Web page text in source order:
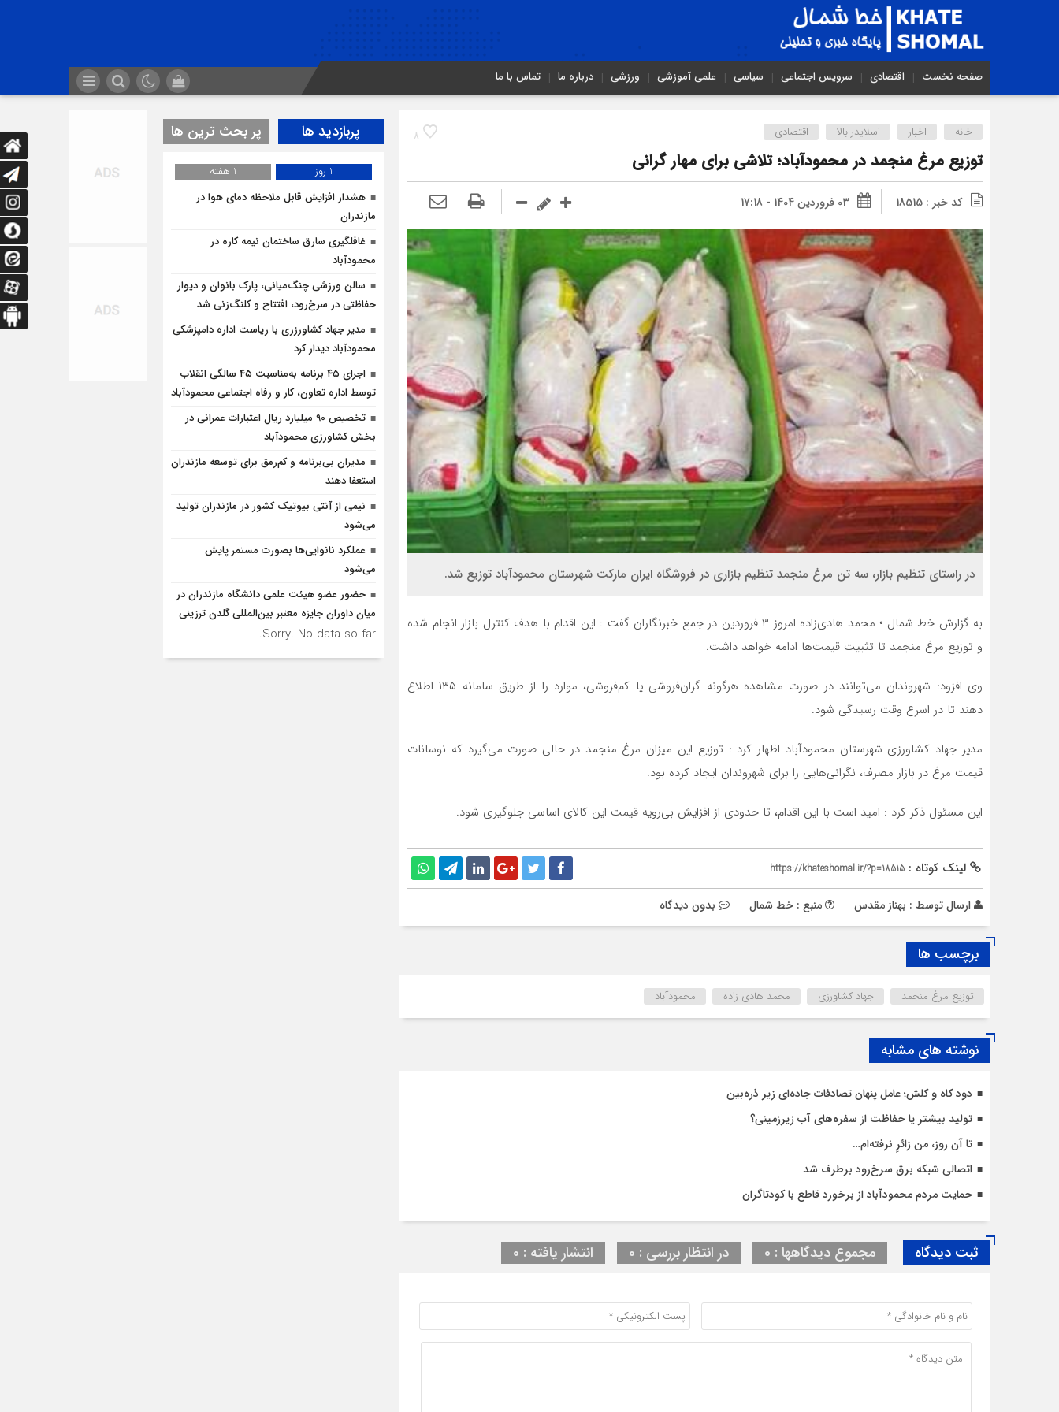
صفحه نخست اقتصادی سرویس اجتماعی سیاسی علمی آموزشی ورزشی درباره ما تماس با ما
8 خانه اخبار اسلایدر بالا اقتصادی
توزیع مرغ منجمد در محمودآباد؛ تلاشی برای مهار گرانی
کد خبر : 18515 03 فروردین 1404 - 17:18
در راستای تنظیم بازار، سه تن مرغ منجمد تنظیم بازاری در فروشگاه ایران مارکت شهرستان محمودآباد توزیع شد.
به گزارش خط شمال ؛ محمد هادی‌زاده امروز ۳ فروردین در جمع خبرنگاران گفت : این اقدام با هدف کنترل بازار انجام شده
و توزیع مرغ منجمد تا تثبیت قیمت‌ها ادامه خواهد داشت.
وی افزود: شهروندان می‌توانند در صورت مشاهده هرگونه گران‌فروشی یا کم‌فروشی، موارد را از طریق سامانه‌ ۱۳۵ اطلاع
دهند تا در اسرع وقت رسیدگی شود.
مدیر جهاد کشاورزی شهرستان محمودآباد اظهار کرد : توزیع این میزان مرغ منجمد در حالی صورت می‌گیرد که نوسانات
قیمت مرغ در بازار مصرف، نگرانی‌هایی را برای شهروندان ایجاد کرده بود.
این مسئول ذکر کرد : امید است با این اقدام، تا حدودی از افزایش بی‌رویه قیمت این کالای اساسی جلوگیری شود.
لینک کوتاه : https://khateshomal.ir/?p=18515
ارسال توسط : بهناز مقدس منبع : خط شمال بدون دیدگاه
برچسب ها
توزیع مرغ منجمد جهاد کشاورزی محمد هادی زاده محمودآباد
نوشته های مشابه
دود کاه و کلش؛ عامل پنهان تصادفات جاده‌ای زیر ذره‌بین
تولید بیشتر یا حفاظت از سفره‌های آب زیرزمینی؟
تا آن روز، من زائرِ نرفته‌ام…
اتصالی شبکه برق سرخ‌رود برطرف شد
حمایت مردم محمودآباد از برخورد قاطع با کودتاگران
ثبت دیدگاه مجموع دیدگاهها : 0 در انتظار بررسی : 0 انتشار یافته : 0
پربازدید ها پر بحث ترین ها
1 روز
1 هفته
هشدار افزایش قابل ملاحظه دمای هوا در
مازندران
غافلگيري سارق ساختمان نيمه کاره در
محمودآباد
سالن ورزشی چنگ‌میانی، پارک بانوان و دیوار
حفاظتی در سرخ‌رود، افتتاح و کلنگ‌زنی شد
مدیر جهاد کشاورزری با ریاست اداره دامپزشکی
محمودآباد دیدار کرد
اجرای ۴۵ برنامه به‌مناسبت ۴۵ سالگی انقلاب
توسط اداره تعاون، کار و رفاه اجتماعی محمودآباد
تخصیص 90 میلیارد ریال اعتبارات عمرانی در
بخش کشاورزی محمودآباد
مدیران بی‌برنامه و کم‌رمق برای توسعه مازندران
استعفا دهند
نیمی از آنتی بیوتیک کشور در مازندران تولید
می‌شود
عملکرد نانوایی‌ها بصورت مستمر پایش
می‌شود
حضور عضو هیئت علمی دانشگاه مازندران در
میان داوران جایزه معتبر بین‌المللی گلدن ترزینی
Sorry. No data so far.